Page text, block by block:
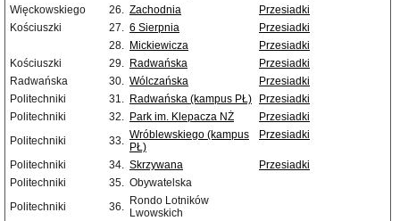
Więckowskiego
26. Zachodnia
Przesiadki
Kościuszki
27. 6 Sierpnia
Przesiadki
28. Mickiewicza
Przesiadki
Kościuszki
29. Radwańska
Przesiadki
Radwańska
30. Wólczańska
Przesiadki
Politechniki
31. Radwańska (kampus PŁ)
Przesiadki
Politechniki
32. Park im. Klepacza NŻ
Przesiadki
Politechniki
33. Wróblewskiego (kampus
PŁ)
Przesiadki
Politechniki 34. Skrzywana
Przesiadki
Politechniki
35. Obywatelska
Politechniki
36. Rondo Lotników
Lwowskich